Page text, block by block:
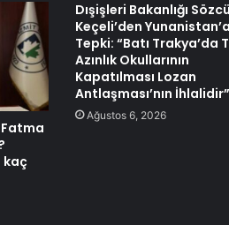
Fatma
kaç
Dışişleri Bakanlığı
Keçeli’den Yunanistan’a
Tepki: “Batı Trakya’da
Azınlık Okullarının
Kapatılması Lozan
Antlaşması’nın İhlalidir”
Ağustos 6, 2026